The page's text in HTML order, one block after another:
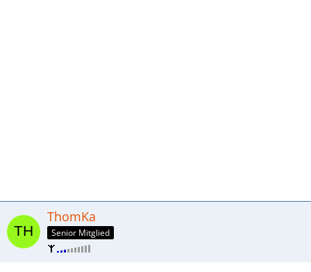
ThomKa
Senior Mitglied